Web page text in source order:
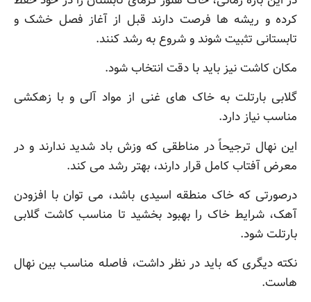
کرده و ریشه ها فرصت دارند قبل از آغاز فصل خشک و
تابستانی تثبیت شوند و شروع به رشد کنند.
مکان کاشت نیز باید با دقت انتخاب شود.
گلابی بارتلت به خاک های غنی از مواد آلی و با زهکشی
مناسب نیاز دارد.
این نهال ترجیحاً در مناطقی که وزش باد شدید ندارند و در
معرض آفتاب کامل قرار دارند، بهتر رشد می کند.
درصورتی که خاک منطقه اسیدی باشد، می توان با افزودن
آهک، شرایط خاک را بهبود بخشید تا مناسب کاشت گلابی
بارتلت شود.
نکته دیگری که باید در نظر داشت، فاصله مناسب بین نهال
هاست.